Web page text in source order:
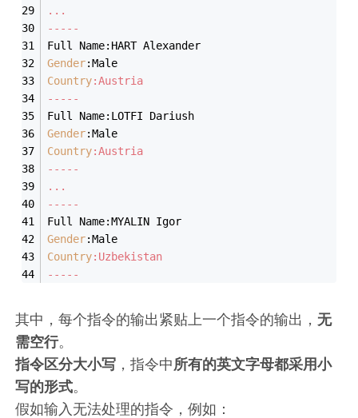
...
-----
Full Name:HART Alexander
Gender:Male
Country:Austria
-----
Full Name:LOTFI Dariush
Gender:Male
Country:Austria
-----
...
-----
Full Name:MYALIN Igor
Gender:Male
Country:Uzbekistan
-----
其中，每个指令的输出紧贴上一个指令的输出， 无
需空行。
指令区分大小写 ，指令中 所有的英文字母都采用小
写的形式。
假如输入无法处理的指令，例如：